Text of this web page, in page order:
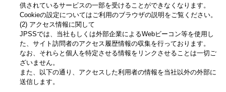
供されているサービスの一部を受けることができなくなります。
Cookieの設定についてはご利用のブラウザの説明をご覧ください。
(2) アクセス情報に関して
JPSSでは、当社もしくは外部企業によるWebビーコン等を使用し
た、サイト訪問者のアクセス履歴情報の収集を行っております。
なお、それらと個人を特定させる情報をリンクさせることは一切ご
ざいません。
また、以下の通り、アクセスした利用者の情報を当社以外の外部に
送信します。